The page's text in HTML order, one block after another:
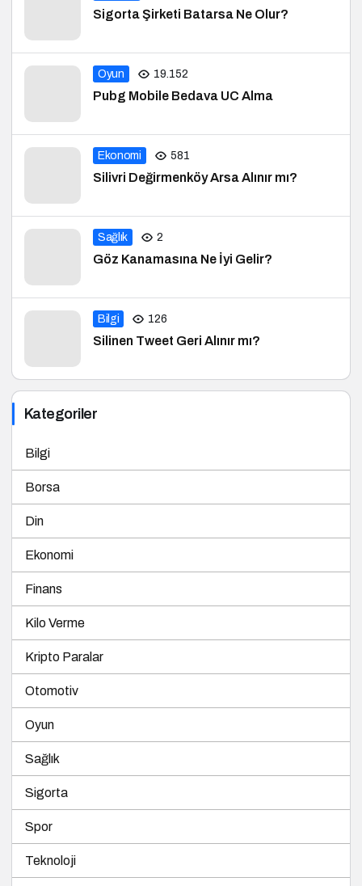
Sigorta Şirketi Batarsa Ne Olur?
Oyun 19.152
Pubg Mobile Bedava UC Alma
Ekonomi 581
Silivri Değirmenköy Arsa Alınır mı?
Sağlık 2
Göz Kanamasına Ne İyi Gelir?
Bilgi 126
Silinen Tweet Geri Alınır mı?
Kategoriler
Bilgi
Borsa
Din
Ekonomi
Finans
Kilo Verme
Kripto Paralar
Otomotiv
Oyun
Sağlık
Sigorta
Spor
Teknoloji